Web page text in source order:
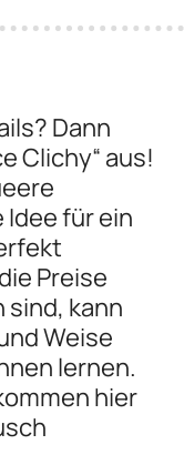
Dann
Clichy“ aus!
für ein
Preise
kann
Weise
lernen.
hier